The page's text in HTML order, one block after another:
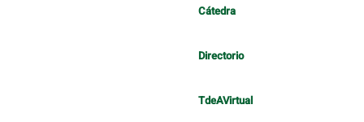
Cátedra
Directorio
TdeAVirtual